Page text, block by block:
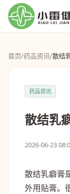
首页/药品资讯/散结
药品资讯
散结乳
2026-06-23
散结乳癖膏
外用贴膏。